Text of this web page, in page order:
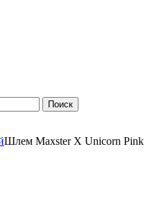
Поиск
Шлем Maxster X Unicorn Pink